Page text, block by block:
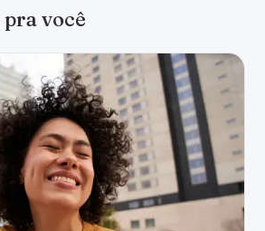
você